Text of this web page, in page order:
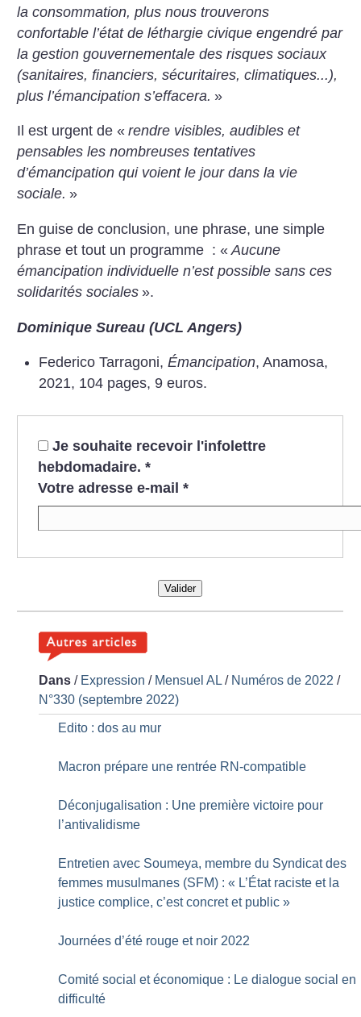
la consommation, plus nous trouverons
confortable l’état de léthargie civique engendré par
la gestion gouvernementale des risques sociaux
(sanitaires, financiers, sécuritaires, climatiques...),
plus l’émancipation s’effacera. »
Il est urgent de « rendre visibles, audibles et
pensables les nombreuses tentatives
d’émancipation qui voient le jour dans la vie
sociale. »
En guise de conclusion, une phrase, une simple
phrase et tout un programme : « Aucune
émancipation individuelle n’est possible sans ces
solidarités sociales ».
Dominique Sureau (UCL Angers)
Federico Tarragoni, Émancipation, Anamosa,
2021, 104 pages, 9 euros.
Je souhaite recevoir l'infolettre
hebdomadaire. *
Votre adresse e-mail *
Valider
Dans / Expression / Mensuel AL / Numéros de 2022 /
N°330 (septembre 2022)
Edito : dos au mur
Macron prépare une rentrée RN-compatible
Déconjugalisation : Une première victoire pour
l’antivalidisme
Entretien avec Soumeya, membre du Syndicat des
femmes musulmanes (SFM) : « L’État raciste et la
justice complice, c’est concret et public »
Journées d’été rouge et noir 2022
Comité social et économique : Le dialogue social en
difficulté